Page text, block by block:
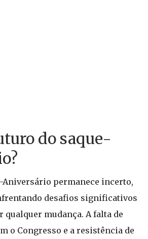
do saque-
Aniversário permanece incerto,
desafios significativos
mudança. A falta de
o Congresso e a resistência de